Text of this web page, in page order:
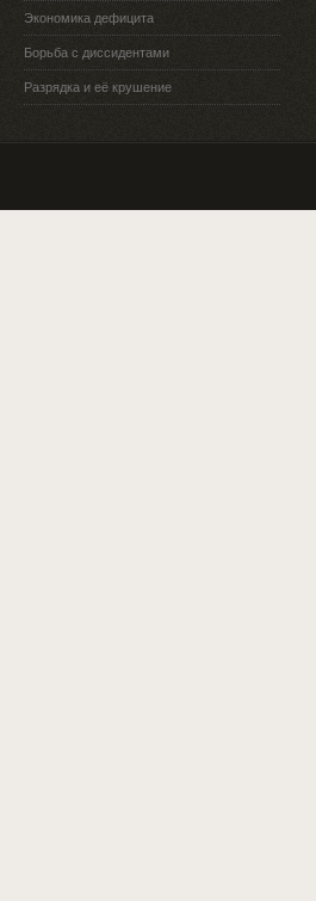
Экономика дефицита
Борьба с диссидентами
Разрядка и её крушение